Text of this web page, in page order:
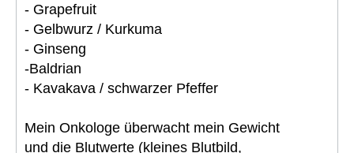
- Grapefruit
- Gelbwurz / Kurkuma
- Ginseng
-Baldrian
- Kavakava / schwarzer Pfeffer
Mein Onkologe überwacht mein Gewicht
und die Blutwerte (kleines Blutbild,